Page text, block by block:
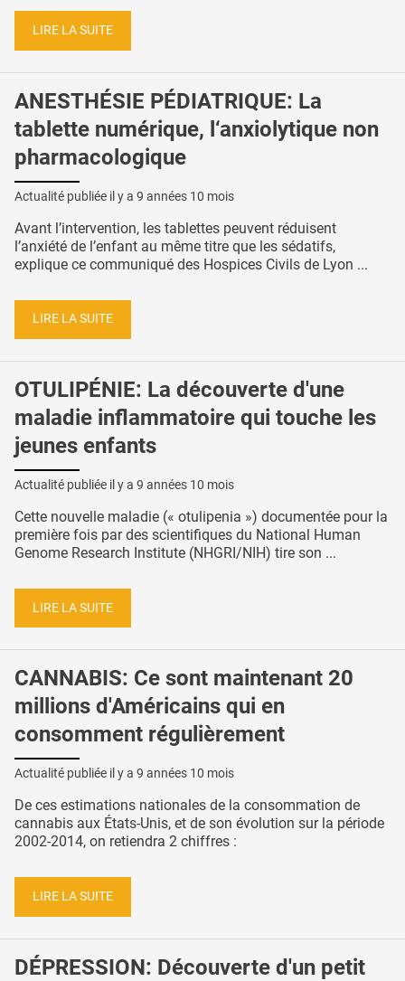
LIRE LA SUITE
ANESTHÉSIE PÉDIATRIQUE: La
tablette numérique, l‘anxiolytique non
pharmacologique
Actualité publiée il y a 9 années 10 mois
Avant l’intervention, les tablettes peuvent réduisent
l’anxiété de l’enfant au même titre que les sédatifs,
explique ce communiqué des Hospices Civils de Lyon ...
LIRE LA SUITE
OTULIPÉNIE: La découverte d'une
maladie inflammatoire qui touche les
jeunes enfants
Actualité publiée il y a 9 années 10 mois
Cette nouvelle maladie (« otulipenia ») documentée pour la
première fois par des scientifiques du National Human
Genome Research Institute (NHGRI/NIH) tire son ...
LIRE LA SUITE
CANNABIS: Ce sont maintenant 20
millions d'Américains qui en
consomment régulièrement
Actualité publiée il y a 9 années 10 mois
De ces estimations nationales de la consommation de
cannabis aux États-Unis, et de son évolution sur la période
2002-2014, on retiendra 2 chiffres :
LIRE LA SUITE
DÉPRESSION: Découverte d'un petit